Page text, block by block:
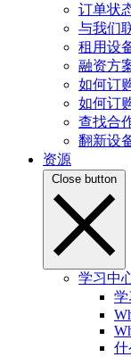
订单状
与我们
租用设
融资方
如何订
如何订
查找合
翻新设
资源
Close button
学习中
学
什